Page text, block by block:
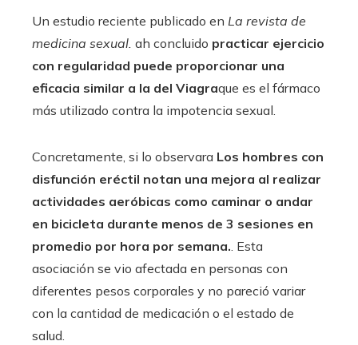
Un estudio reciente publicado en La revista de
medicina sexual. ah concluido practicar ejercicio
con regularidad puede proporcionar una
eficacia similar a la del Viagraque es el fármaco
más utilizado contra la impotencia sexual.
Concretamente, si lo observara Los hombres con
disfunción eréctil notan una mejora al realizar
actividades aeróbicas como caminar o andar
en bicicleta durante menos de 3 sesiones en
promedio por hora por semana.. Esta
asociación se vio afectada en personas con
diferentes pesos corporales y no pareció variar
con la cantidad de medicación o el estado de
salud.